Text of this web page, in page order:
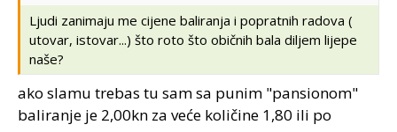
Ljudi zanimaju me cijene baliranja i popratnih radova (
utovar, istovar...) što roto što običnih bala diljem lijepe
naše?
ako slamu trebas tu sam sa punim "pansionom"
baliranje je 2,00kn za veće količine 1,80 ili po